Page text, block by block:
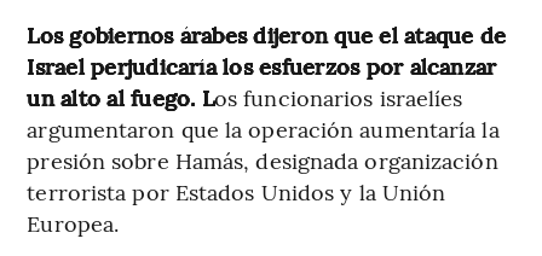
Los gobiernos árabes dijeron que el ataque de
Israel perjudicaría los esfuerzos por alcanzar
un alto al fuego. Los funcionarios israelíes
argumentaron que la operación aumentaría la
presión sobre Hamás, designada organización
terrorista por Estados Unidos y la Unión
Europea.